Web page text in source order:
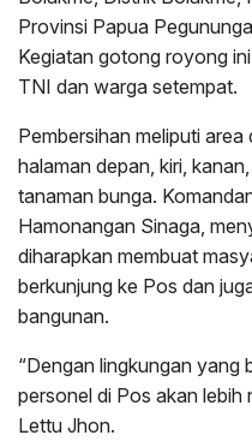
Provinsi Papua
Kegiatan gotong royong
TNI dan warga setempat.
Pembersihan meliputi
halaman depan, kiri,
tanaman bunga.
Hamonangan Sinaga,
diharapkan membuat
berkunjung ke Pos dan
bangunan.
“Dengan lingkungan yang
personel di Pos akan lebih
Lettu Jhon.